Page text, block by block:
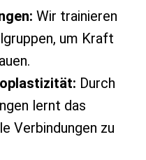
Wir trainieren
um Kraft
Durch
lernt das
Verbindungen zu